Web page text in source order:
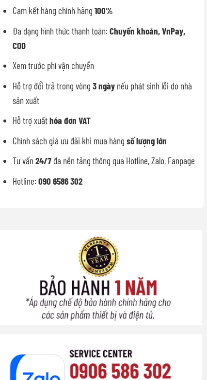
Cam kết hàng chính hãng 100%
Đa dạng hình thức thanh toán: Chuyển khoản, VnPay,
COD
Xem trước phí vận chuyển
Hỗ trợ đổi trả trong vòng 3 ngày nếu phát sinh lỗi do nhà
sản xuất
Hỗ trợ xuấthóa đơn VAT
Chính sách giá ưu đãi khi mua hàng số lượng lớn
Tư vấn 24/7đa nền tảng thông qua Hotline, Zalo, Fanpage
Hotline: 090 6586 302